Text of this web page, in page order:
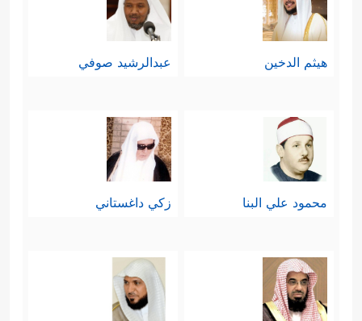
هيثم الدخين عبدالرشيد صوفي
محمود علي البنا زكي داغستاني